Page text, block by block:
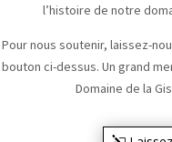
l’histoire de notre
Pour nous soutenir, laissez-
bouton ci-dessus. Un grand
Domaine de la